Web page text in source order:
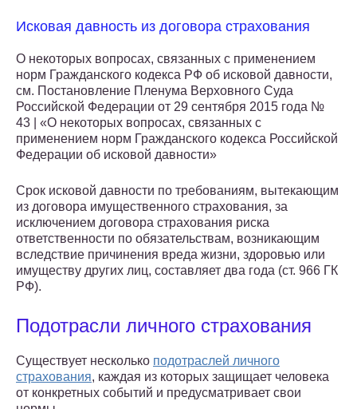
Исковая давность из договора страхования
О некоторых вопросах, связанных с применением
норм Гражданского кодекса РФ об исковой давности,
см. Постановление Пленума Верховного Суда
Российской Федерации от 29 сентября 2015 года №
43 | «О некоторых вопросах, связанных с
применением норм Гражданского кодекса Российской
Федерации об исковой давности»
Срок исковой давности по требованиям, вытекающим
из договора имущественного страхования, за
исключением договора страхования риска
ответственности по обязательствам, возникающим
вследствие причинения вреда жизни, здоровью или
имуществу других лиц, составляет два года (ст. 966 ГК
РФ).
Подотрасли личного страхования
Существует несколько подотраслей личного
страхования, каждая из которых защищает человека
от конкретных событий и предусматривает свои